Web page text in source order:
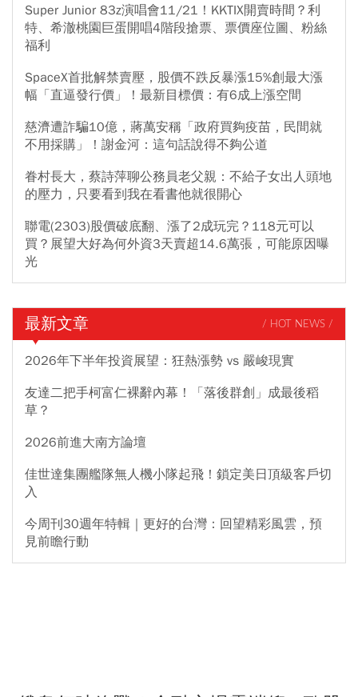
Super Junior 83z演唱會11/21！KKTIX開賣時間？利
特、希澈桃園巨蛋開唱4階段搶票、票價座位圖、粉絲
福利
SpaceX首批解禁賣壓，股價不跌反暴漲15%創最大漲
幅「直逼發行價」！最新目標價：有6成上漲空間
慈濟遭詐騙10億，蔣萬安稱「政府買夠疫苗，民間就
不用採購」！謝金河：這句話說得不夠公道
眷村長大，蔡詩萍聊公務員老父親：不給子女出人頭地
的壓力，只要看到我在看書他就很開心
聯電(2303)股價破底翻、漲了2成玩完？118元可以
買？展望大好為何外資3天賣超14.6萬張，可能原因曝
光
最新文章 / HOT NEWS /
2026年下半年投資展望：狂熱漲勢 vs 嚴峻現實
友達二把手柯富仁裸辭內幕！「落後群創」成最後稻
草？
2026前進大南方論壇
佳世達集團艦隊無人機小隊起飛！鎖定美日頂級客戶切
入
今周刊30週年特輯｜更好的台灣：回望精彩風雲，預
見前瞻行動